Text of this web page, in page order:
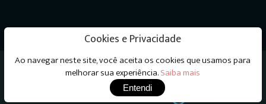
Livraria do Psicanalista © 2026 - Todos os direitos
reservados
Desenvolvimento e Hospedagem
Cookies e Privacidade
Ao navegar neste site, você aceita os cookies que usamos para
melhorar sua experiência.Saiba mais
Entendi